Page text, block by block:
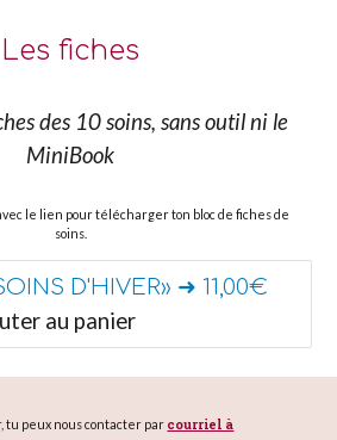
Les fiches
des 10 soins, sans outil ni le
MiniBook
le lien pour télécharger ton bloc de fiches de
soins.
D'HIVER» ➜ 11,00€
au panier
tu peux nous contacter par courriel à